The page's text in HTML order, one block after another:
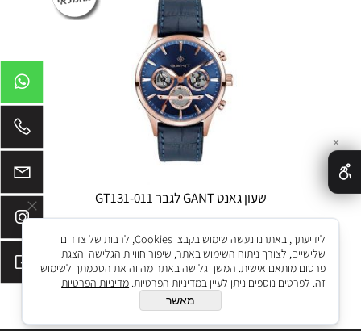
שעון גאנט GANT לגבר GT131-011
₪1,349
₪ 849
הוסף לסל
✕
לידיעתך, באתרנו נעשה שימוש בקבצי Cookies, לרבות של צדדים
שלישיים, לצורך ניתוח השימוש באתר, שיפור חוויית הגלישה והצגת
פרסום מותאם אישית. המשך גלישה באתר מהווה את הסכמתך לשימוש
זה. לפרטים נוספים ניתן לעיין במדיניות הפרטיות. מדיניות הפרטיות
מאשר